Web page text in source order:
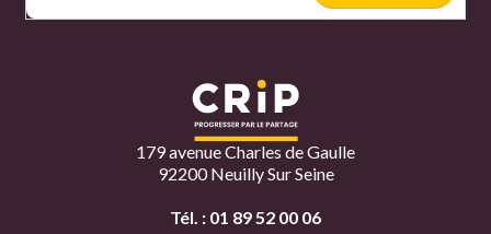
179 avenue Charles de Gaulle
92200 Neuilly Sur Seine
Tél. : 01 89 52 00 06